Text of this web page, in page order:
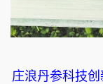
庄浪丹参科技创